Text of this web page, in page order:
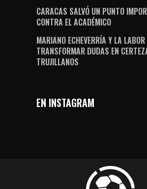
CARACAS SALVÓ UN PUNTO
CONTRA EL ACADÉMICO
MARIANO ECHEVERRÍA Y LA LABOR
TRANSFORMAR DUDAS EN
TRUJILLANOS
EN INSTAGRAM